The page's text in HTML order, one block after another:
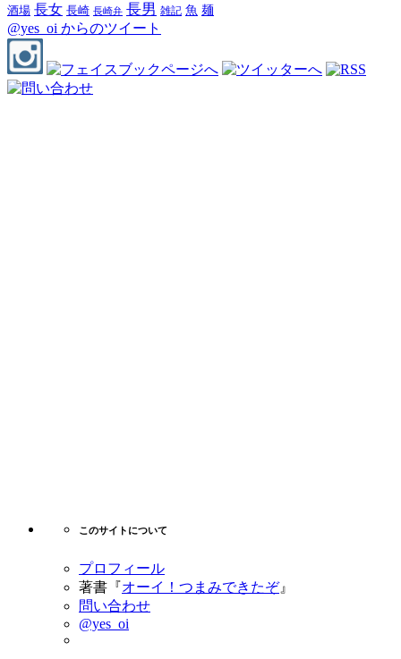
酒場 長女 長崎 長崎弁 長男 雑記 魚 麺
@yes_oi からのツイート
このサイトについて
プロフィール
著書『オーイ！つまみできたぞ』
問い合わせ
@yes_oi